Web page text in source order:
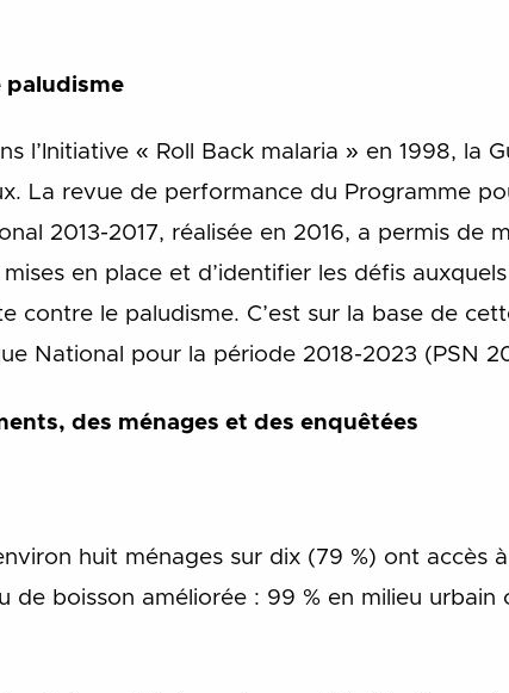
paludisme
l’Initiative « Roll Back malaria » en 1998, la
La revue de performance du Programme
2013-2017, réalisée en 2016, a permis de
en place et d’identifier les défis
contre le paludisme. C’est sur la base de
National pour la période 2018-2023 (PSN
des ménages et des enquêtées
huit ménages sur dix (79 %) ont accès
de boisson améliorée : 99 % en milieu urbain